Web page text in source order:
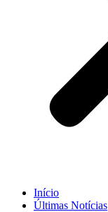
Início
Últimas Notícias